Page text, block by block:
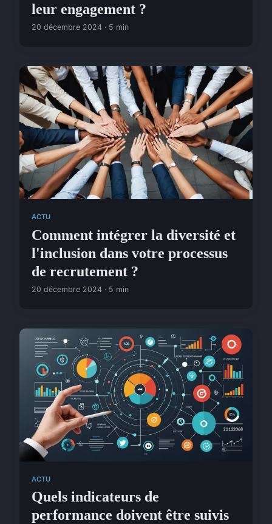
leur engagement ?
20 décembre 2024 · 5 min
ACTU
Comment intégrer la diversité et
l'inclusion dans votre processus
de recrutement ?
20 décembre 2024 · 5 min
ACTU
Quels indicateurs de
performance doivent être suivis